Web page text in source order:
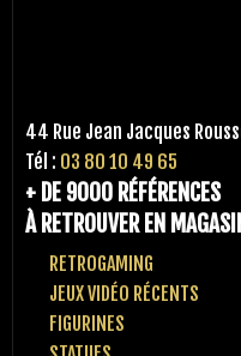
44 Rue Jean Jacques
Tél : 03 80 10 49 65
+ DE 9000 RÉFÉRENCES
À RETROUVER EN
RETROGAMING
JEUX VIDÉO RÉCENTS
FIGURINES